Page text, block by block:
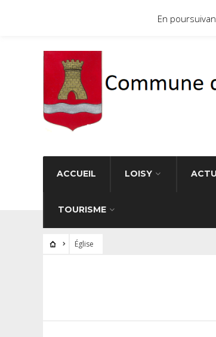
Site officiel de la commune de Loisy
ACCUEIL LOISY
TOURISME
Église
En